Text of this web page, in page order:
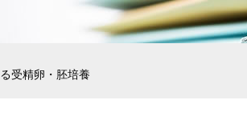
受精卵・胚培養